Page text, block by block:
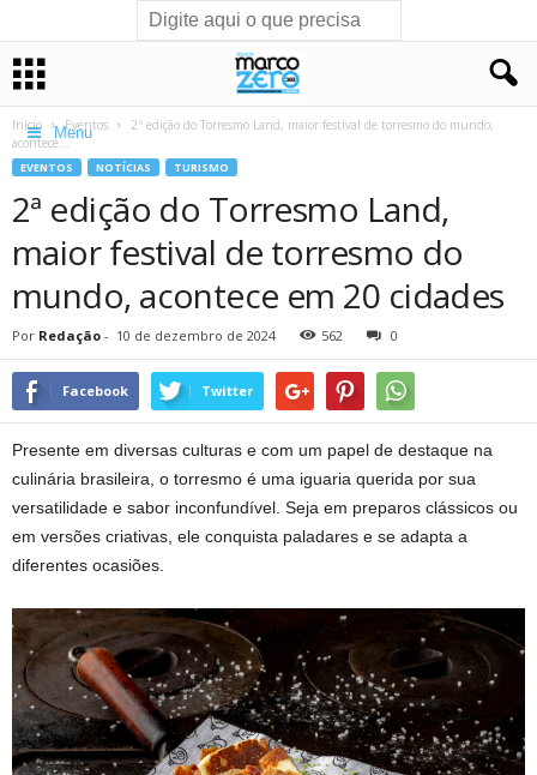
Menu
Início Eventos
2ª edição do Torresmo Land, maior festival de torresmo do mundo,
acontece...
EVENTOS NOTÍCIAS TURISMO
2ª edição do Torresmo Land,
maior festival de torresmo do
mundo, acontece em 20 cidades
Por Redação - 10 de dezembro de 2024 562 0
Facebook Twitter
Presente em diversas culturas e com um papel de destaque na
culinária brasileira, o torresmo é uma iguaria querida por sua
versatilidade e sabor inconfundível. Seja em preparos clássicos ou
em versões criativas, ele conquista paladares e se adapta a
diferentes ocasiões.